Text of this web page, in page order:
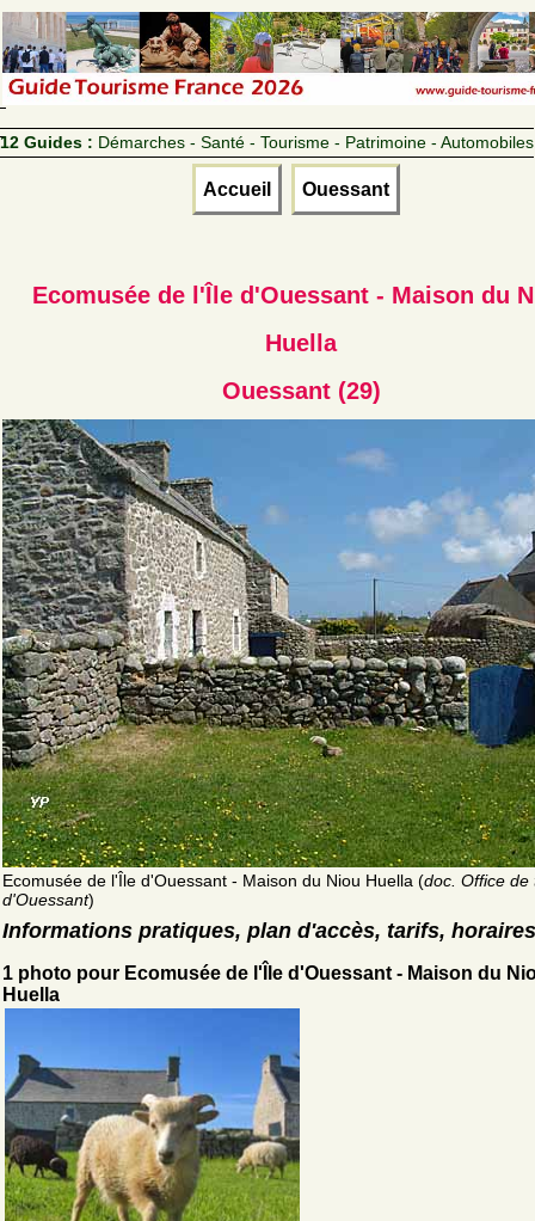
12 Guides : Démarches - Santé - Tourisme - Patrimoine - Automobiles
Accueil Ouessant
Ecomusée de l'Île d'Ouessant - Maison du
Huella
Ouessant (29)
Ecomusée de l'Île d'Ouessant - Maison du Niou Huella (doc. Office de
d'Ouessant)
Informations pratiques, plan d'accès, tarifs, horaires
1 photo pour Ecomusée de l'Île d'Ouessant - Maison du
Huella